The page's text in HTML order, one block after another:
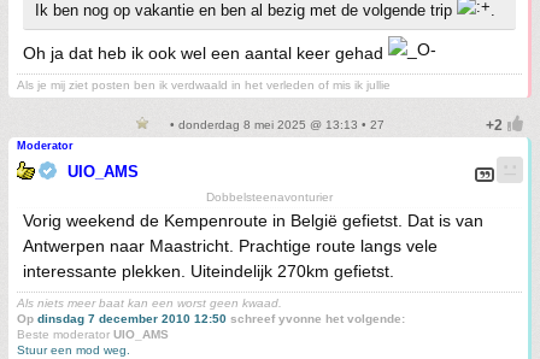
Ik ben nog op vakantie en ben al bezig met de volgende trip
.
Oh ja dat heb ik ook wel een aantal keer gehad
Als je mij ziet posten ben ik verdwaald in het verleden of mis ik jullie
• donderdag 8 mei 2025 @ 13:13 • 27
Moderator
UIO_AMS
Dobbelsteenavonturier
Vorig weekend de Kempenroute in België gefietst. Dat is van
Antwerpen naar Maastricht. Prachtige route langs vele
interessante plekken. Uiteindelijk 270km gefietst.
Als niets meer baat kan een worst geen kwaad.
Op dinsdag 7 december 2010 12:50 schreef yvonne het volgende:
Beste moderator UIO_AMS
Stuur een mod weg.